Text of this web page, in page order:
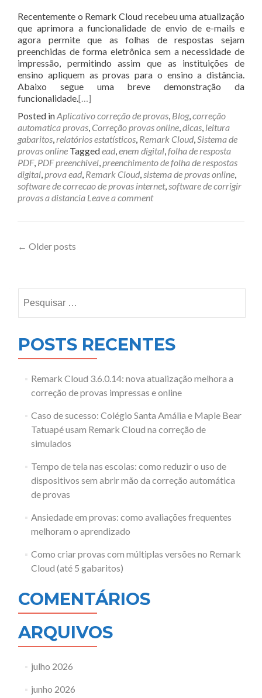
Recentemente o Remark Cloud recebeu uma atualização
que aprimora a funcionalidade de envio de e-mails e
agora permite que as folhas de respostas sejam
preenchidas de forma eletrônica sem a necessidade de
impressão, permitindo assim que as instituições de
ensino apliquem as provas para o ensino a distância.
Abaixo segue uma breve demonstração da
funcionalidade.[…]
Posted inAplicativo correção de provas, Blog,correção
automatica provas, Correção provas online,dicas, leitura
gabaritos,relatórios estatísticos, Remark Cloud,Sistema de
provas online Taggedead,enem digital,folha de resposta
PDF, PDF preenchivel,preenchimento de folha de respostas
digital,prova ead, Remark Cloud,sistema de provas online,
software de correcao de provas internet,software de corrigir
provas a distancia Leave a comment
Posts
← Older posts
por:
POSTS RECENTES
Remark Cloud 3.6.0.14: nova atualização melhora a
correção de provas impressas e online
Caso de sucesso: Colégio Santa Amália e Maple Bear
Tatuapé usam Remark Cloud na correção de
simulados
Tempo de tela nas escolas: como reduzir o uso de
dispositivos sem abrir mão da correção automática
de provas
Ansiedade em provas: como avaliações frequentes
melhoram o aprendizado
Como criar provas com múltiplas versões no Remark
Cloud (até 5 gabaritos)
COMENTÁRIOS
ARQUIVOS
julho 2026
junho 2026